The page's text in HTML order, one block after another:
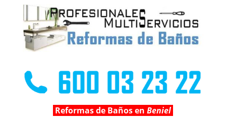
Reformas de Baños en Beniel